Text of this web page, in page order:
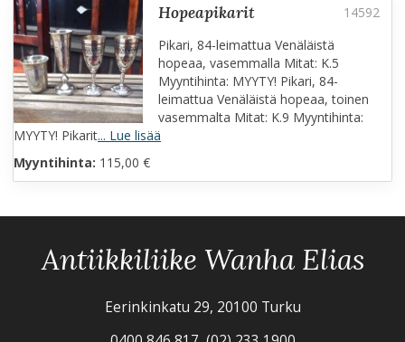
hopeapikarit
Pikari, 84-leimattua Venäläistä
hopeaa, vasemmalla Mitat: K.5
Myyntihinta: MYYTY! Pikari, 84-
leimattua Venäläistä hopeaa, toinen
vasemmalta Mitat: K.9 Myyntihinta:
MYYTY! Pikarit... Lue lisää
Myyntihinta: 115,00 €
Antiikkiliike Wanha Elias
Eerinkinkatu 29, 20100 Turku